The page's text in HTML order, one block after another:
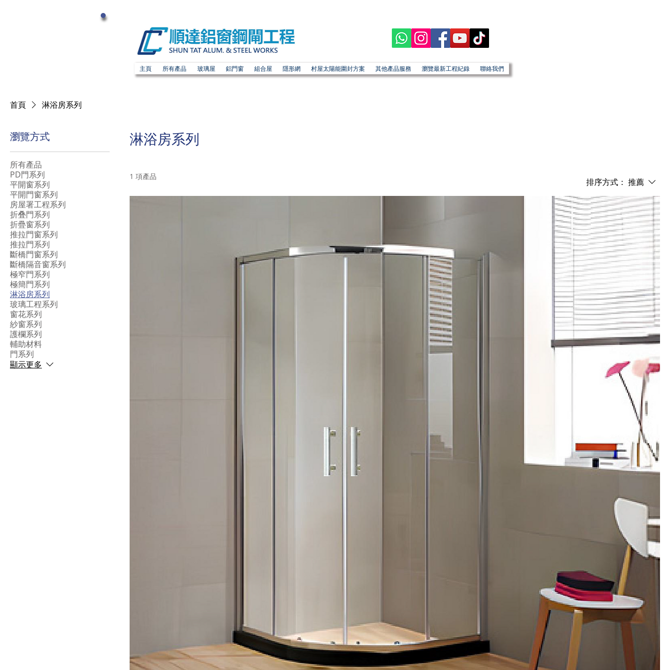
主頁 所有產品 玻璃屋 鋁門窗 組合屋 隱形網 村屋太陽能圍封方案 其他產品服務 瀏覽最新工程紀錄 聯絡我們
首頁 淋浴房系列
瀏覽方式
所有產品
PD門系列
平開窗系列
平開門窗系列
房屋署工程系列
折叠門系列
折疊窗系列
推拉門窗系列
推拉門系列
斷橋門窗系列
斷橋隔音窗系列
極窄門系列
極簡門系列
淋浴房系列
玻璃工程系列
窗花系列
紗窗系列
護欄系列
輔助材料
門系列
顯示更多
淋浴房系列
1 項產品
排序方式： 推薦